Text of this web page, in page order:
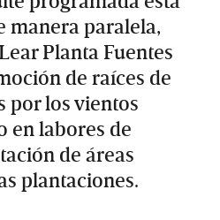
manera paralela,
Planta Fuentes
de raíces de
por los vientos
en labores de
de áreas
plantaciones.